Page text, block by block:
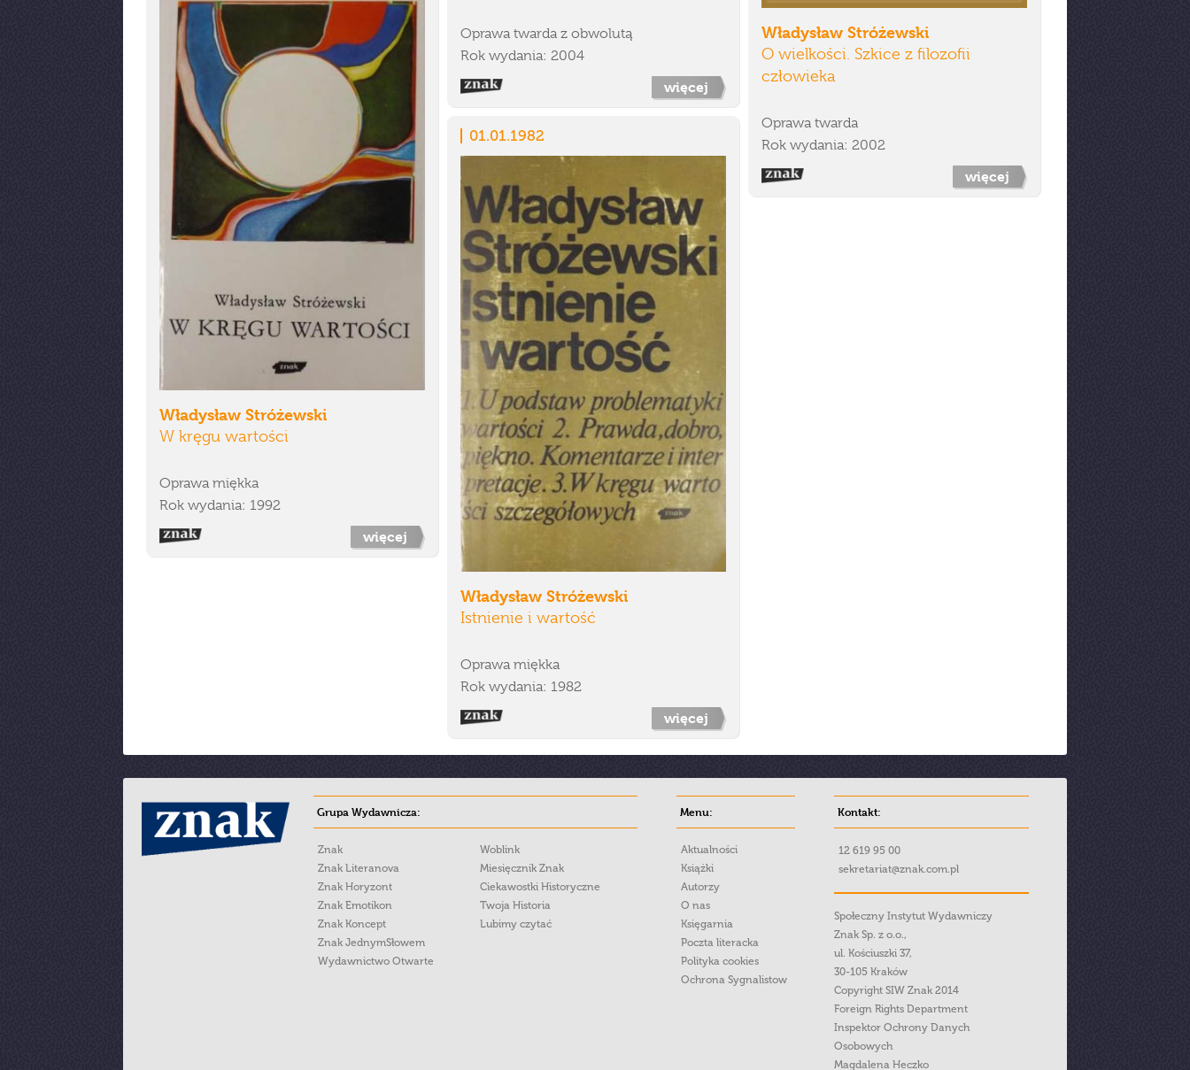
Oprawa twarda z obwolutą
Rok wydania: 2004
więcej
Władysław Stróżewski
O wielkości. Szkice z filozofii
człowieka
Oprawa twarda
Rok wydania: 2002
więcej
Władysław Stróżewski
W kręgu wartości
Oprawa miękka
Rok wydania: 1992
więcej
01.01.1982
Władysław Stróżewski
Istnienie i wartość
Oprawa miękka
Rok wydania: 1982
więcej
Grupa Wydawnicza:
Znak
Znak Literanova
Znak Horyzont
Znak Emotikon
Znak Koncept
Znak JednymSłowem
Wydawnictwo Otwarte
Woblink
Miesięcznik Znak
Ciekawostki Historyczne
Twoja Historia
Lubimy czytać
Menu:
Aktualności
Książki
Autorzy
O nas
Księgarnia
Poczta literacka
Polityka cookies
Ochrona Sygnalistow
Kontakt:
12 619 95 00
sekretariat@znak.com.pl
Społeczny Instytut Wydawniczy
Znak Sp. z o.o.,
ul. Kościuszki 37,
30-105 Kraków
Copyright SIW Znak 2014
Foreign Rights Department
Inspektor Ochrony Danych
Osobowych
Magdalena Heczko